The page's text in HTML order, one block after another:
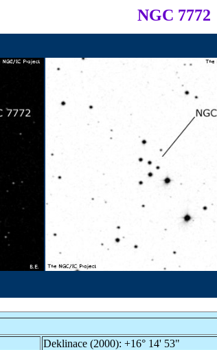
NGC 7772
Deklinace (2000): +16° 14' 53"